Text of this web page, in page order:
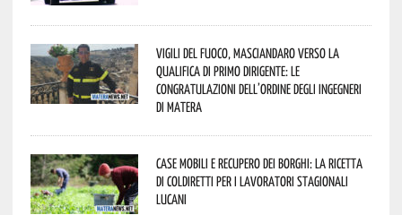
Vigili del Fuoco, Masciandaro verso la
qualifica di Primo Dirigente: le
congratulazioni dell’Ordine degli Ingegneri
di Matera
Case mobili e recupero dei borghi: la ricetta
di Coldiretti per i lavoratori stagionali
lucani